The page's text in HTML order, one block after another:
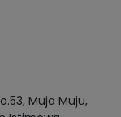
Muja Muju,